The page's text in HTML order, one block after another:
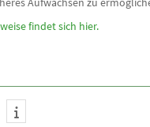
findet sich hier.